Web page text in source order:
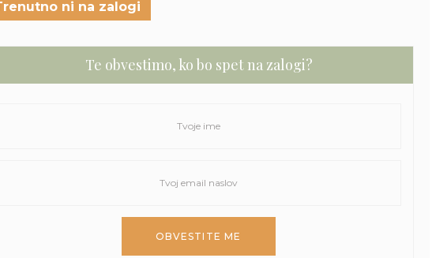
ni na zalogi
Te obvestimo, ko bo spet na zalogi?